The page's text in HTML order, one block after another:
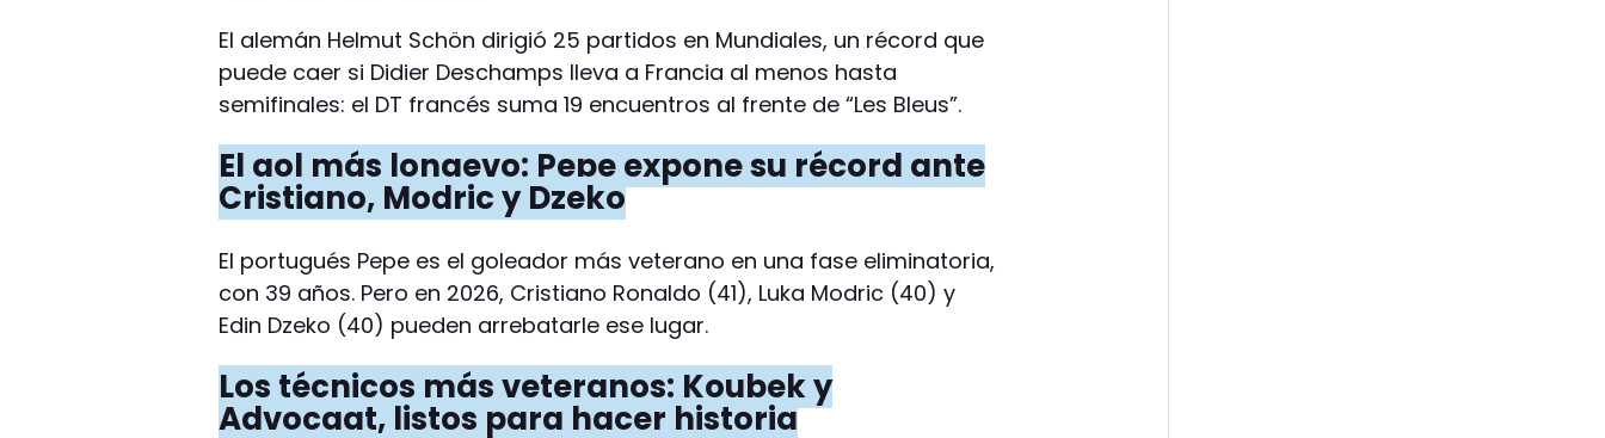
El alemán Helmut Schön dirigió 25 partidos en Mundiales, un récord que
puede caer si Didier Deschamps lleva a Francia al menos hasta
semifinales: el DT francés suma 19 encuentros al frente de “Les Bleus”.
El gol más longevo: Pepe expone su récord ante
Cristiano, Modric y Dzeko
El portugués Pepe es el goleador más veterano en una fase eliminatoria,
con 39 años. Pero en 2026, Cristiano Ronaldo (41), Luka Modric (40) y
Edin Dzeko (40) pueden arrebatarle ese lugar.
Los técnicos más veteranos: Koubek y
Advocaat, listos para hacer historia